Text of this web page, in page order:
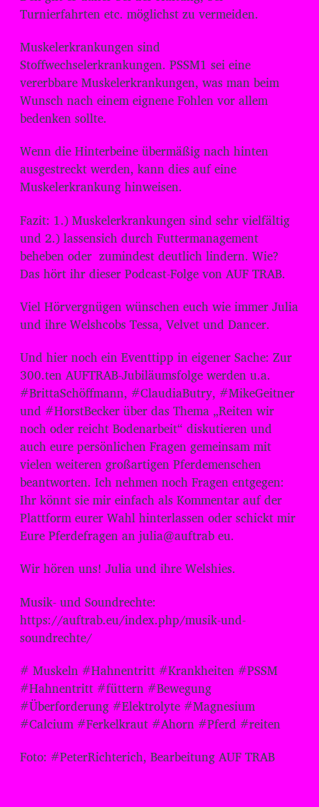
Turnierfahrten etc. möglichst zu vermeiden.
Muskelerkrankungen sind
Stoffwechselerkrankungen. PSSM1 sei eine
vererbbare Muskelerkrankungen, was man beim
Wunsch nach einem eignene Fohlen vor allem
bedenken sollte.
Wenn die Hinterbeine übermäßig nach hinten
ausgestreckt werden, kann dies auf eine
Muskelerkrankung hinweisen.
Fazit: 1.) Muskelerkrankungen sind sehr vielfältig
und 2.) lassensich durch Futtermanagement
beheben oder zumindest deutlich lindern. Wie?
Das hört ihr dieser Podcast-Folge von AUF TRAB.
Viel Hörvergnügen wünschen euch wie immer Julia
und ihre Welshcobs Tessa, Velvet und Dancer.
Und hier noch ein Eventtipp in eigener Sache: Zur
300.ten AUFTRAB-Jubiläumsfolge werden u.a.
#BrittaSchöffmann, #ClaudiaButry, #MikeGeitner
und #HorstBecker über das Thema „Reiten wir
noch oder reicht Bodenarbeit“ diskutieren und
auch eure persönlichen Fragen gemeinsam mit
vielen weiteren großartigen Pferdemenschen
beantworten. Ich nehmen noch Fragen entgegen:
Ihr könnt sie mir einfach als Kommentar auf der
Plattform eurer Wahl hinterlassen oder schickt mir
Eure Pferdefragen an julia@auftrab eu.
Wir hören uns! Julia und ihre Welshies.
Musik- und Soundrechte:
⁠⁠⁠⁠⁠⁠⁠⁠⁠⁠⁠⁠⁠⁠⁠⁠⁠⁠⁠⁠⁠https://auftrab.eu/index.php/musik-und-
soundrechte/
# Muskeln #Hahnentritt #Krankheiten #PSSM
#Hahnentritt #füttern #Bewegung
#Überforderung #Elektrolyte #Magnesium
#Calcium #Ferkelkraut #Ahorn #Pferd #reiten
Foto: #PeterRichterich, Bearbeitung AUF TRAB